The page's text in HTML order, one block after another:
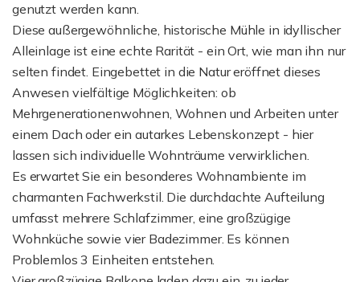
genutzt werden kann.
Diese außergewöhnliche, historische Mühle in idyllischer
Alleinlage ist eine echte Rarität - ein Ort, wie man ihn nur
selten findet. Eingebettet in die Natur eröffnet dieses
Anwesen vielfältige Möglichkeiten: ob
Mehrgenerationenwohnen, Wohnen und Arbeiten unter
einem Dach oder ein autarkes Lebenskonzept - hier
lassen sich individuelle Wohnträume verwirklichen.
Es erwartet Sie ein besonderes Wohnambiente im
charmanten Fachwerkstil. Die durchdachte Aufteilung
umfasst mehrere Schlafzimmer, eine großzügige
Wohnküche sowie vier Badezimmer. Es können
Problemlos 3 Einheiten entstehen.